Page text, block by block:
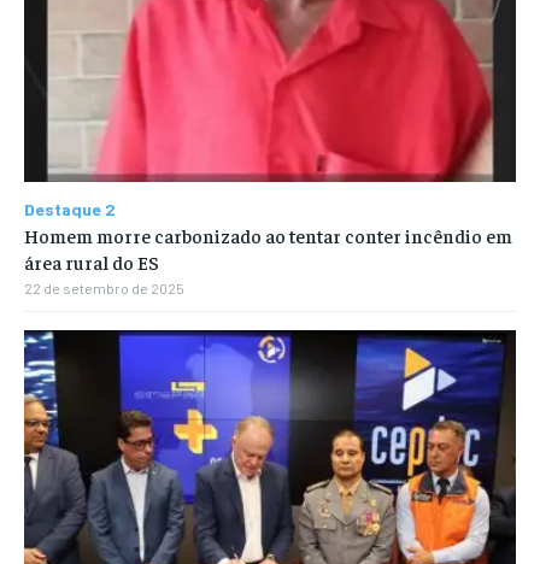
Destaque 2
Homem morre carbonizado ao tentar conter incêndio em
área rural do ES
22 de setembro de 2025